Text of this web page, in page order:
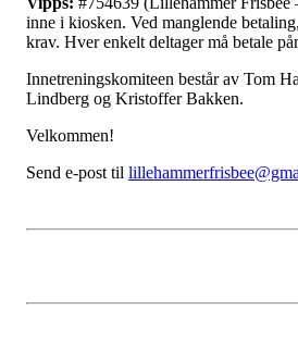
inne i kiosken. Ved manglende
krav. Hver enkelt deltager må betale
Innetreningskomiteen består av Tom
Lindberg og Kristoffer Bakken.
Velkommen!
Send e-post til